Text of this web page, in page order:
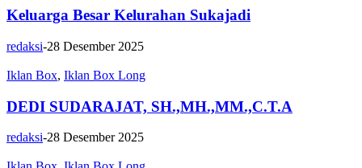
Keluarga Besar Kelurahan Sukajadi
redaksi-28 Desember 2025
Iklan Box, Iklan Box Long
DEDI SUDARAJAT, SH.,MH.,MM.,C.T.A
redaksi-28 Desember 2025